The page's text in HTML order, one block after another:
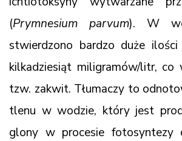
(Prymnesium parvum). W
stwierdzono bardzo duże
kilkadziesiąt miligramów/litr, co
tzw. zakwit. Tłumaczy to
tlenu w wodzie, który jest
glony w procesie fotosyntezy